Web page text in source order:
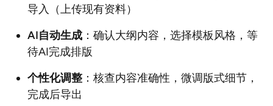
导入（上传现有资料）
AI自动生成：确认大纲内容，选择模板风格，等
待AI完成排版
个性化调整：核查内容准确性，微调版式细节，
完成后导出